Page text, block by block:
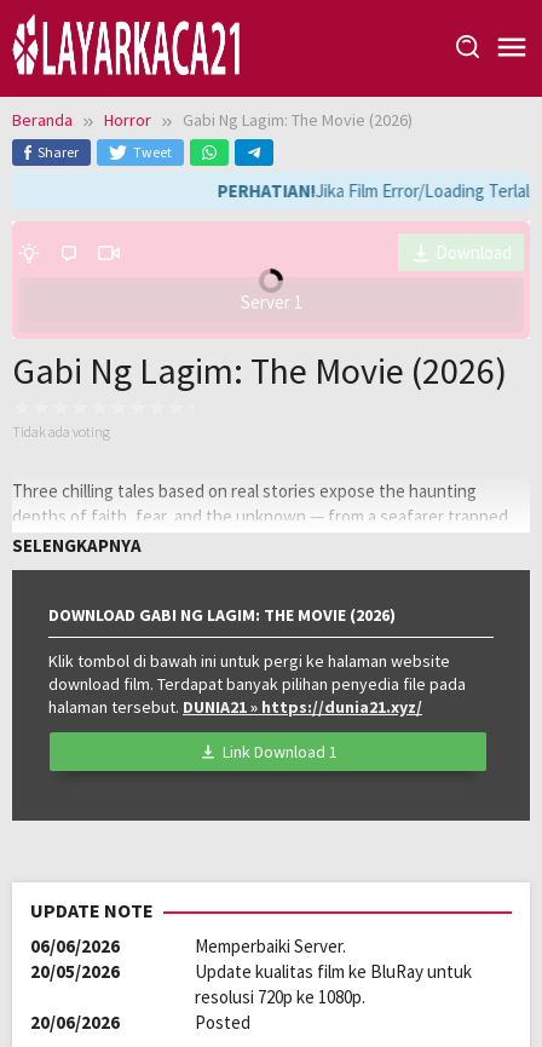
Loncat
ke
konten
Beranda Horror Gabi Ng Lagim: The Movie (2026)
Sharer Tweet
PERHATIAN!Jika Film Error/Loading Terlalu
Download
Server 1
Gabi Ng Lagim: The Movie (2026)
Tidak ada voting
Three chilling tales based on real stories expose the haunting
depths of faith, fear, and the unknown — from a seafarer trapped
on a cursed voyage, to an island plagued by a flesh-eating legend,
and a young woman’s battle against a legion of demons that pushes
Oleh:
LAYARKACA21
Diposting
pada:
Juni 26, 2026
Genre:
Horror
Tahun:
2025
Durasi:
117 Min
SELENGKAPNYA
DOWNLOAD GABI NG LAGIM: THE MOVIE (2026)
Klik tombol di bawah ini untuk pergi ke halaman website
download film. Terdapat banyak pilihan penyedia file pada
halaman tersebut. DUNIA21» https://dunia21.xyz/
Link Download 1
UPDATE NOTE
06/06/2026
Memperbaiki Server.
20/05/2026
Update kualitas film ke BluRay untuk
resolusi 720p ke 1080p.
20/06/2026
Posted